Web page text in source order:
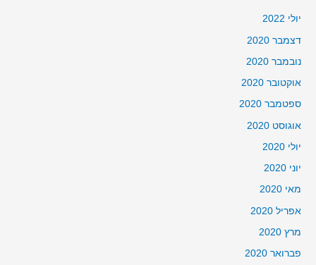
יולי 2022
דצמבר 2020
נובמבר 2020
אוקטובר 2020
ספטמבר 2020
אוגוסט 2020
יולי 2020
יוני 2020
מאי 2020
אפריל 2020
מרץ 2020
פברואר 2020